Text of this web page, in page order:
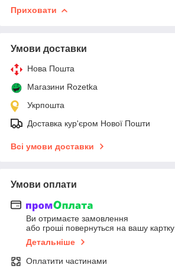
Приховати
Умови доставки
Нова Пошта
Магазини Rozetka
Укрпошта
Доставка кур'єром Нової Пошти
Всі умови доставки
Умови оплати
Ви отримаєте замовлення
або гроші повернуться на вашу картку
Детальніше
Оплатити частинами